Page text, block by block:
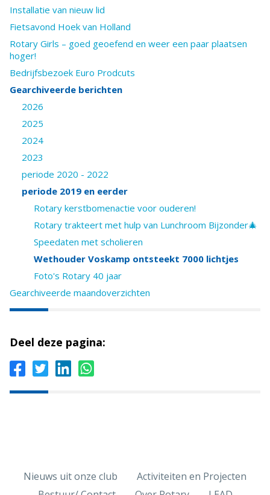
Installatie van nieuw lid
Fietsavond Hoek van Holland
Rotary Girls – goed geoefend en weer een paar plaatsen
hoger!
Bedrijfsbezoek Euro Prodcuts
Gearchiveerde berichten
2026
2025
2024
2023
periode 2020 - 2022
periode 2019 en eerder
Rotary kerstbomenactie voor ouderen!
Rotary trakteert met hulp van Lunchroom Bijzonder🎄
Speedaten met scholieren
Wethouder Voskamp ontsteekt 7000 lichtjes
Foto's Rotary 40 jaar
Gearchiveerde maandoverzichten
Deel deze pagina:
Nieuws uit onze club
Activiteiten en Projecten